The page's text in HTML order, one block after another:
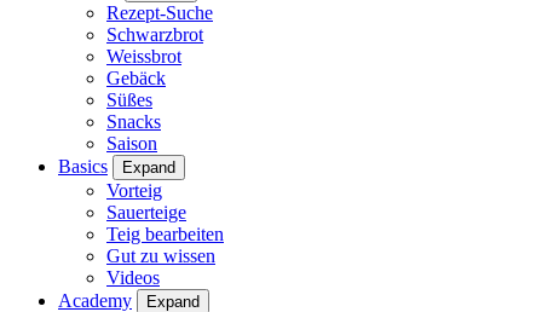
Rezept-Suche
Schwarzbrot
Weissbrot
Gebäck
Süßes
Snacks
Saison
Basics
Expand
Vorteig
Sauerteige
Teig bearbeiten
Gut zu wissen
Videos
Academy
Expand